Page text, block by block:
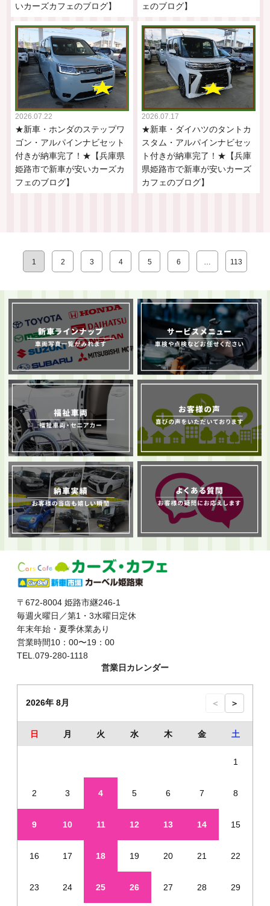
いカーズカフェのブログ】
ェのブログ】
2026.07.22
★新車・ホンダのステップワ
ゴン・アルパインナビセット
付きが納車完了！★【兵庫県
姫路市で新車が安いカーズカ
フェのブログ】
2026.07.17
★新車・ダイハツのタントカ
スタム・アルパインナビセッ
ト付きが納車完了！★【兵庫
県姫路市で新車が安いカーズ
カフェのブログ】
1 2 3 4 5 6 113
〒672-8004 姫路市継246-1
毎週火曜日／第1・3水曜日定休
年末年始・夏季休業あり
営業時間10：00〜19：00
TEL.079-280-1118
営業日カレンダー
2026年 8月 ＜ ＞
日 月 火 水 木 金 土
1
2 3 4 5 6 7 8
9 10 11 12 13 14 15
16 17 18 19 20 21 22
23 24 25 26 27 28 29